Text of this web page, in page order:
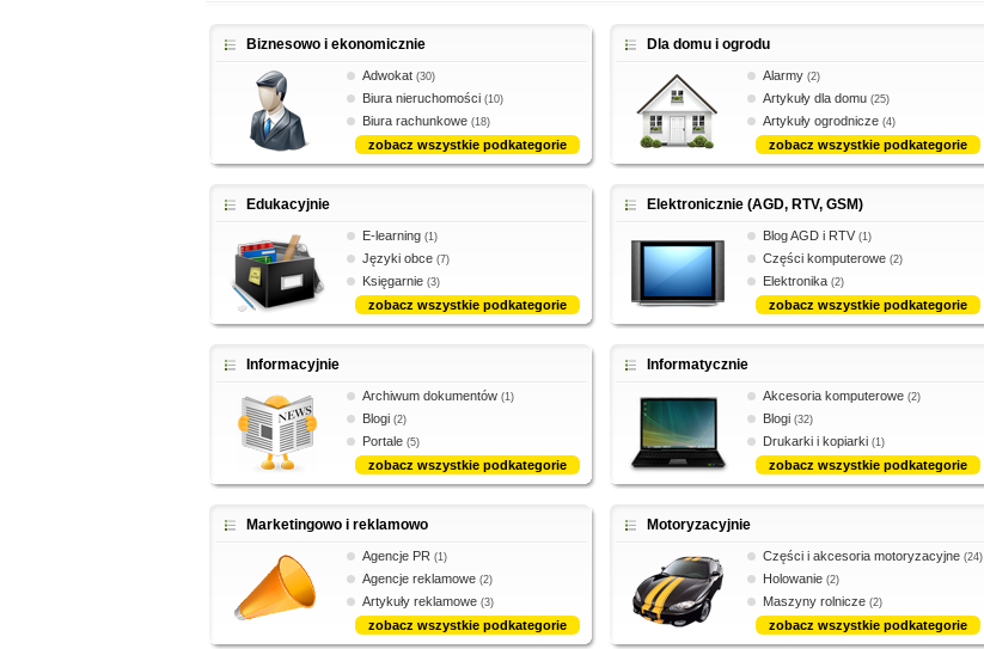
Biznesowo i ekonomicznie
Adwokat (30)
Biura nieruchomości (10)
Biura rachunkowe (18)
zobacz wszystkie podkategorie
Dla domu i ogrodu
Alarmy (2)
Artykuły dla domu (25)
Artykuły ogrodnicze (4)
zobacz wszystkie podkategorie
Edukacyjnie
E-learning (1)
Języki obce (7)
Księgarnie (3)
zobacz wszystkie podkategorie
Elektronicznie (AGD, RTV, GSM)
Blog AGD i RTV (1)
Części komputerowe (2)
Elektronika (2)
zobacz wszystkie podkategorie
Informacyjnie
Archiwum dokumentów (1)
Blogi (2)
Portale (5)
zobacz wszystkie podkategorie
Informatycznie
Akcesoria komputerowe (2)
Blogi (32)
Drukarki i kopiarki (1)
zobacz wszystkie podkategorie
Marketingowo i reklamowo
Agencje PR (1)
Agencje reklamowe (2)
Artykuły reklamowe (3)
zobacz wszystkie podkategorie
Motoryzacyjnie
Części i akcesoria motoryzacyjne (24)
Holowanie (2)
Maszyny rolnicze (2)
zobacz wszystkie podkategorie